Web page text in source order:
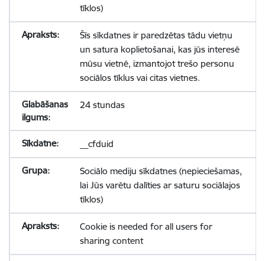
tīklos)
Šīs sīkdatnes ir paredzētas tādu vietņu
un satura koplietošanai, kas jūs interesē
mūsu vietnē, izmantojot trešo personu
sociālos tīklus vai citas vietnes.
24 stundas
__cfduid
Sociālo mediju sīkdatnes (nepieciešamas,
lai Jūs varētu dalīties ar saturu sociālajos
tīklos)
Cookie is needed for all users for
sharing content